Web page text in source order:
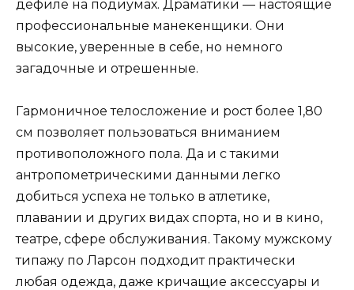
дефиле на подиумах. Драматики — настоящие
профессиональные манекенщики. Они
высокие, уверенные в себе, но немного
загадочные и отрешенные.
Гармоничное телосложение и рост более 1,80
см позволяет пользоваться вниманием
противоположного пола. Да и с такими
антропометрическими данными легко
добиться успеха не только в атлетике,
плавании и других видах спорта, но и в кино,
театре, сфере обслуживания. Такому мужскому
типажу по Ларсон подходит практически
любая одежда, даже кричащие аксессуары и